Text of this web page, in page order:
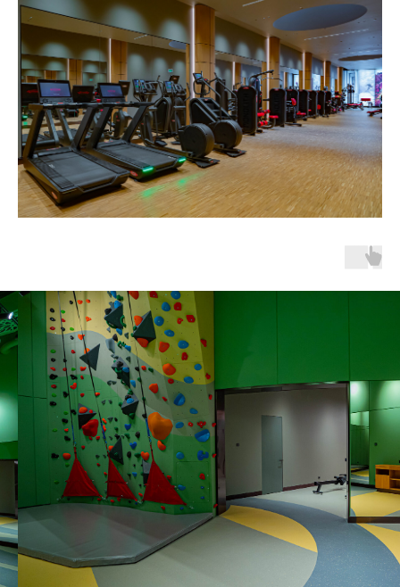
РУКОВОДИТЕЛЬ ПРОЕКТА
Ольга Иржак
o.irzhak@officenext.ru
+7 (499) 495-21-17
УЧАСТИЕ В ВЫСТАВКЕ И ПАРТНЕРСТВО
София Бойкова
s.boykova@officenext.ru
+7(499) 495-21-26
УЧАСТИЕ И ПАРТНЕРСТВО В ДЕЛОВОЙ
ПРОГРАММЕ
ПОДАЧА ПРОЕКТОВ
НА NEXT CLINIC AWARDS
Мария Михайлова
m.mihaylova@officenext.ru
+7 (916) 607-31-63
РЕГИСТРАЦИЯ ПОСЕТИТЕЛЕЙ
Венера Идрисова